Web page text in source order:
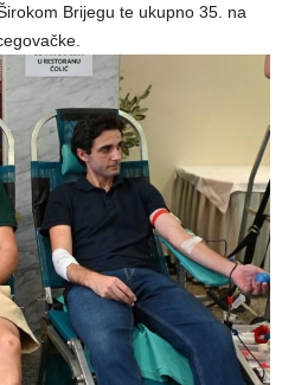
Brijegu te ukupno 35. na